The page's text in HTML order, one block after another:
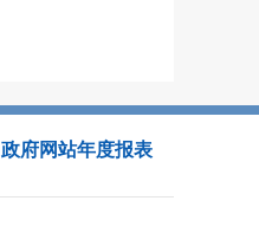
政府网站年度报表